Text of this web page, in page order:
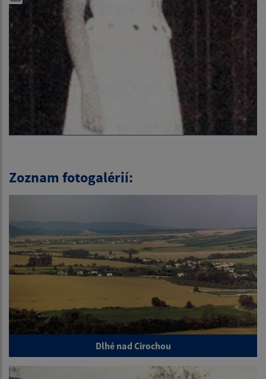
Zoznam fotogalérií:
Dlhé nad Cirochou